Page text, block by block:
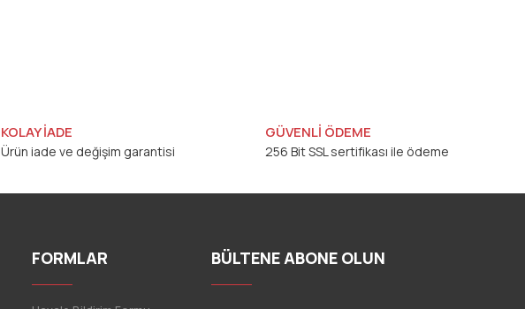
KOLAY İADE
Ürün iade ve değişim garantisi
GÜVENLİ ÖDEME
256 Bit SSL sertifikası ile ödeme
FORMLAR BÜLTENE ABONE OLUN